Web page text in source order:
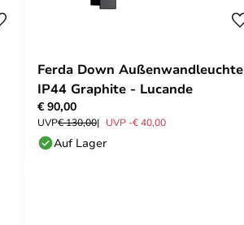
Ferda Down Außenwandleuchte
IP44 Graphite - Lucande
€ 90,00
UVP€ 130,00 UVP -€ 40,00
Auf Lager